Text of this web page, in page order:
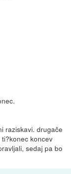
raziskavi. drugače
koncev
sedaj pa bo